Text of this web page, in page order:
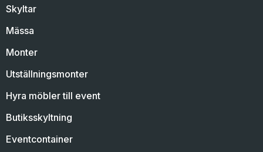
Skyltar
Mässa
Monter
Utställningsmonter
Hyra möbler till event
Butiksskyltning
Eventcontainer